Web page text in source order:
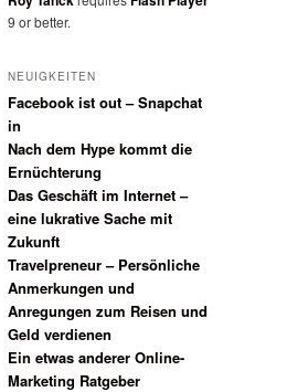
9 or better.
NEUIGKEITEN
Facebook ist out – Snapchat
in
Nach dem Hype kommt die
Ernüchterung
Das Geschäft im Internet –
eine lukrative Sache mit
Zukunft
Travelpreneur – Persönliche
Anmerkungen und
Anregungen zum Reisen und
Geld verdienen
Ein etwas anderer Online-
Marketing Ratgeber